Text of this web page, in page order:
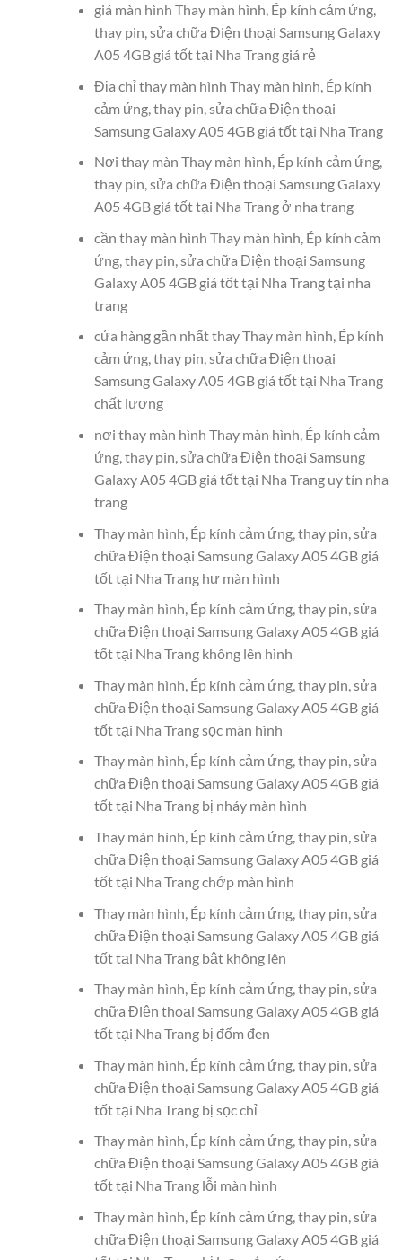
giá màn hình Thay màn hình, Ép kính cảm ứng,
thay pin, sửa chữa Điện thoại Samsung Galaxy
A05 4GB giá tốt tại Nha Trang giá rẻ
Địa chỉ thay màn hình Thay màn hình, Ép kính
cảm ứng, thay pin, sửa chữa Điện thoại
Samsung Galaxy A05 4GB giá tốt tại Nha Trang
Nơi thay màn Thay màn hình, Ép kính cảm ứng,
thay pin, sửa chữa Điện thoại Samsung Galaxy
A05 4GB giá tốt tại Nha Trang ở nha trang
cần thay màn hình Thay màn hình, Ép kính cảm
ứng, thay pin, sửa chữa Điện thoại Samsung
Galaxy A05 4GB giá tốt tại Nha Trang tại nha
trang
cửa hàng gần nhất thay Thay màn hình, Ép kính
cảm ứng, thay pin, sửa chữa Điện thoại
Samsung Galaxy A05 4GB giá tốt tại Nha Trang
chất lượng
nơi thay màn hình Thay màn hình, Ép kính cảm
ứng, thay pin, sửa chữa Điện thoại Samsung
Galaxy A05 4GB giá tốt tại Nha Trang uy tín nha
trang
Thay màn hình, Ép kính cảm ứng, thay pin, sửa
chữa Điện thoại Samsung Galaxy A05 4GB giá
tốt tại Nha Trang hư màn hình
Thay màn hình, Ép kính cảm ứng, thay pin, sửa
chữa Điện thoại Samsung Galaxy A05 4GB giá
tốt tại Nha Trang không lên hình
Thay màn hình, Ép kính cảm ứng, thay pin, sửa
chữa Điện thoại Samsung Galaxy A05 4GB giá
tốt tại Nha Trang sọc màn hình
Thay màn hình, Ép kính cảm ứng, thay pin, sửa
chữa Điện thoại Samsung Galaxy A05 4GB giá
tốt tại Nha Trang bị nháy màn hình
Thay màn hình, Ép kính cảm ứng, thay pin, sửa
chữa Điện thoại Samsung Galaxy A05 4GB giá
tốt tại Nha Trang chớp màn hình
Thay màn hình, Ép kính cảm ứng, thay pin, sửa
chữa Điện thoại Samsung Galaxy A05 4GB giá
tốt tại Nha Trang bật không lên
Thay màn hình, Ép kính cảm ứng, thay pin, sửa
chữa Điện thoại Samsung Galaxy A05 4GB giá
tốt tại Nha Trang bị đốm đen
Thay màn hình, Ép kính cảm ứng, thay pin, sửa
chữa Điện thoại Samsung Galaxy A05 4GB giá
tốt tại Nha Trang bị sọc chỉ
Thay màn hình, Ép kính cảm ứng, thay pin, sửa
chữa Điện thoại Samsung Galaxy A05 4GB giá
tốt tại Nha Trang lỗi màn hình
Thay màn hình, Ép kính cảm ứng, thay pin, sửa
chữa Điện thoại Samsung Galaxy A05 4GB giá